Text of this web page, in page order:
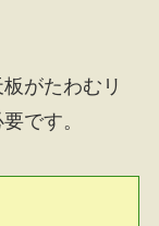
がたわむリ
です。